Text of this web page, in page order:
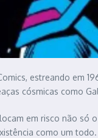
estreando em
cósmicas como
em risco não
como um todo.